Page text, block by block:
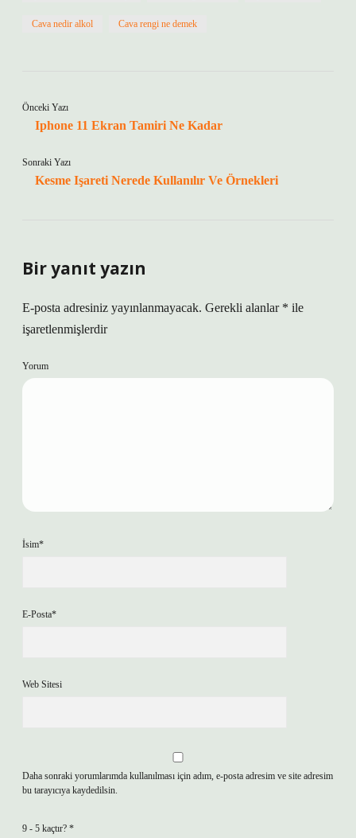
Cava nedir alkol Cava rengi ne demek
Önceki Yazı
Iphone 11 Ekran Tamiri Ne Kadar
Sonraki Yazı
Kesme Işareti Nerede Kullanılır Ve Örnekleri
Bir yanıt yazın
E-posta adresiniz yayınlanmayacak. Gerekli alanlar * ile
işaretlenmişlerdir
Yorum
İsim*
E-Posta*
Web Sitesi
Daha sonraki yorumlarımda kullanılması için adım, e-posta adresim ve site adresim
bu tarayıcıya kaydedilsin.
9 - 5 kaçtır? *